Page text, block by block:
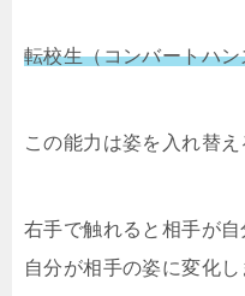
転校生（コンバートハン
この能力は姿を入れ替え
右手で触れると相手が
自分が相手の姿に変化し